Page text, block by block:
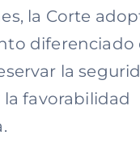
la Corte
diferenciado
la
la favorabilidad